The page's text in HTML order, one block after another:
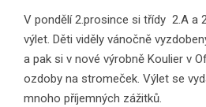
V pondělí 2.prosince si třídy 2.A a
výlet. Děti viděly vánočně
a pak si v nové výrobně Koulier v
ozdoby na stromeček. Výlet se
mnoho příjemných zážitků.